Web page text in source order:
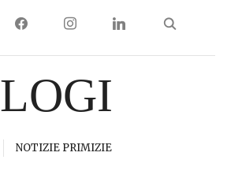
FACEBOOKINSTAGRAMLINKEDIN
NOTIZIE PRIMIZIE